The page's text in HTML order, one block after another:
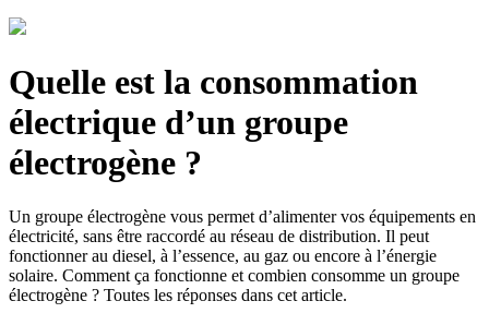
Quelle est la consommation
électrique d’un groupe
électrogène ?
Un groupe électrogène vous permet d’alimenter vos équipements en
électricité, sans être raccordé au réseau de distribution. Il peut
fonctionner au diesel, à l’essence, au gaz ou encore à l’énergie
solaire. Comment ça fonctionne et combien consomme un groupe
électrogène ? Toutes les réponses dans cet article.